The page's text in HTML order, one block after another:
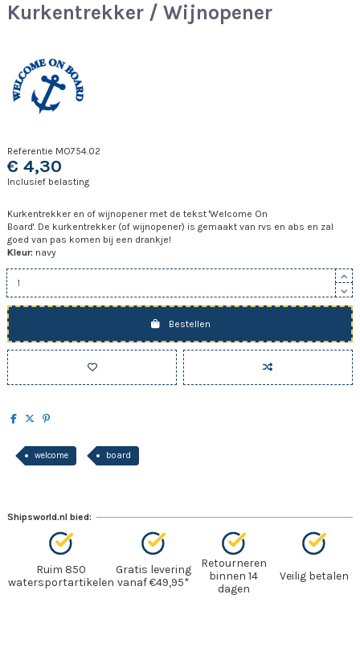
Kurkentrekker / Wijnopener
Referentie MO754.02
€ 4,30
Inclusief belasting
Kurkentrekker en of wijnopener met de tekst 'Welcome On
Board'. De kurkentrekker (of wijnopener) is gemaakt van rvs en abs en zal
goed van pas komen bij een drankje!
Kleur: navy
Bestellen
welcome board
Shipsworld.nl bied:
Ruim 850
watersportartikelen
Gratis levering
vanaf €49,95*
Retourneren
binnen 14
dagen
Veilig betalen